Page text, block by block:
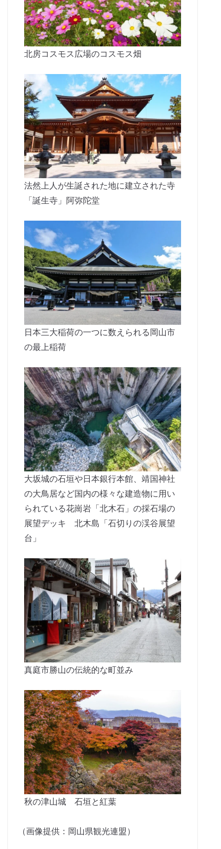
北房コスモス広場のコスモス畑
法然上人が生誕された地に建立された寺
「誕生寺」阿弥陀堂
日本三大稲荷の一つに数えられる岡山市
の最上稲荷
大坂城の石垣や日本銀行本館、靖国神社
の大鳥居など国内の様々な建造物に用い
られている花崗岩「北木石」の採石場の
展望デッキ 北木島「石切りの渓谷展望
台」
真庭市勝山の伝統的な町並み
秋の津山城 石垣と紅葉
（画像提供：岡山県観光連盟）